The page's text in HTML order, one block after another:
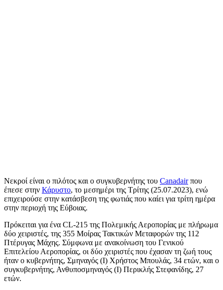
Νεκροί είναι ο πιλότος και ο συγκυβερνήτης του Canadairπου
έπεσε στην Κάρυστο, το μεσημέρι της Τρίτης (25.07.2023), ενώ
επιχειρούσε στην κατάσβεση της φωτιάς που καίει για τρίτη ημέρα
στην περιοχή της Εύβοιας.
Πρόκειται για ένα CL-215 της Πολεμικής Αεροπορίας με πλήρωμα
δύο χειριστές, της 355 Μοίρας Τακτικών Μεταφορών της 112
Πτέρυγας Μάχης. Σύμφωνα με ανακοίνωση του Γενικού
Επιτελείου Αεροπορίας, οι δύο χειριστές που έχασαν τη ζωή τους
ήταν ο κυβερνήτης, Σμηναγός (Ι) Χρήστος Μπουλάς, 34 ετών, και ο
συγκυβερνήτης, Ανθυποσμηναγός (Ι) Περικλής Στεφανίδης, 27
ετών.